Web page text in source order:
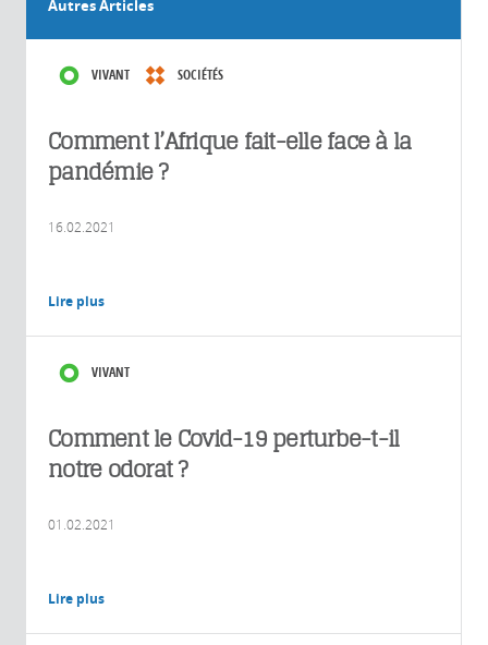
Autres Articles
VIVANT SOCIÉTÉS
Comment l’Afrique fait-elle face à la
pandémie ?
16.02.2021
Lire plus
VIVANT
Comment le Covid-19 perturbe-t-il
notre odorat ?
01.02.2021
Lire plus